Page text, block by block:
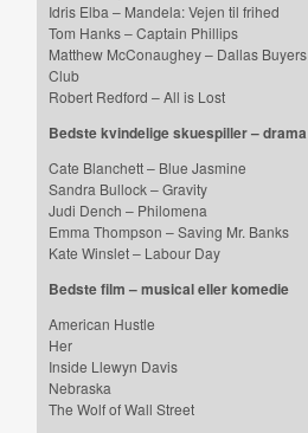
Idris Elba – Mandela: Vejen til frihed
Tom Hanks – Captain Phillips
Matthew McConaughey – Dallas Buyers
Club
Robert Redford – All is Lost
Bedste kvindelige skuespiller – drama
Cate Blanchett – Blue Jasmine
Sandra Bullock – Gravity
Judi Dench – Philomena
Emma Thompson – Saving Mr. Banks
Kate Winslet – Labour Day
Bedste film – musical eller komedie
American Hustle
Her
Inside Llewyn Davis
Nebraska
The Wolf of Wall Street